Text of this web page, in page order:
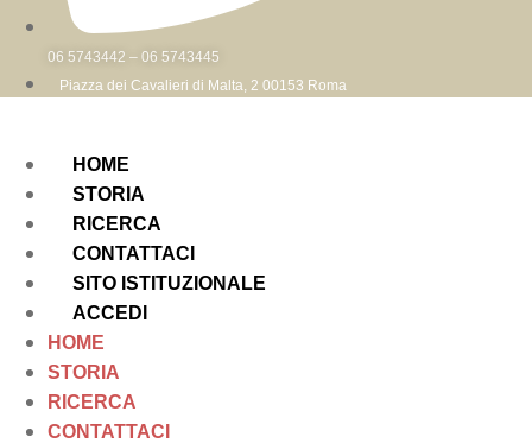
06 5743442 – 06 5743445
Piazza dei Cavalieri di Malta, 2 00153 Roma
HOME
STORIA
RICERCA
CONTATTACI
SITO ISTITUZIONALE
ACCEDI
HOME
STORIA
RICERCA
CONTATTACI